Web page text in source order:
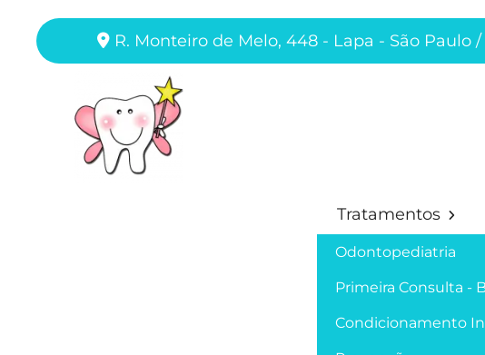
R. Monteiro de Melo, 448 - Lapa - São Paulo /
Tratamentos
Odontopediatria
Primeira Consulta -
Condicionamento